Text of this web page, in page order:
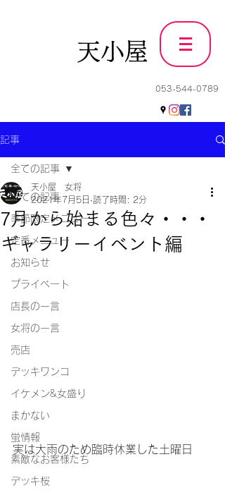
天小屋
053-544-0789
記事
全ての記事
季節限定メニュー
定番メニュー
お知らせ
プライベート
店長の一言
女将の一言
売店
デッキワンコ
イケメン&女盛り
まかない
蛍情報
素敵なお客様たち
デッキ桜
全ての記事
7月から始まる色々・・・
ギャラリーイベント編
天小屋 女将
2021年7月5日 読了時間: 2分
実は大雨のため臨時休業した土曜日